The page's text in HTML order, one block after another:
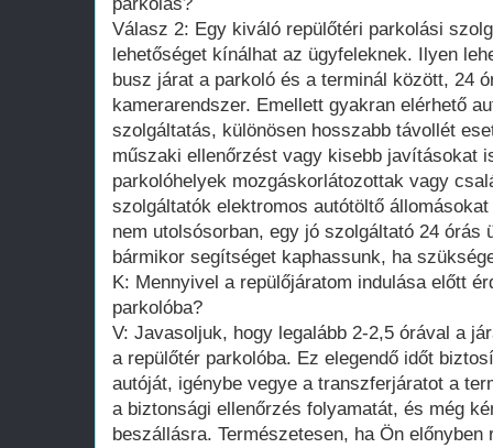
Válasz 2: Egy kiváló repülőtéri parkolási
lehetőséget kínálhat az ügyfeleknek. Ilyen
busz járat a parkoló és a terminál között, 24
kamerarendszer. Emellett gyakran elérhető
szolgáltatás, különösen hosszabb távollét
műszaki ellenőrzést vagy kisebb javításokat
parkolóhelyek mozgáskorlátozottak vagy
szolgáltatók elektromos autótöltő
nem utolsósorban, egy jó szolgáltató 24 órás
bármikor segítséget kaphassunk, ha
K: Mennyivel a repülőjáratom indulása előtt
parkolóba?
V: Javasoljuk, hogy legalább 2-2,5 órával a
a repülőtér parkolóba. Ez elegendő időt
autóját, igénybe vegye a transzferjáratot a
a biztonsági ellenőrzés folyamatát, és még
beszállásra. Természetesen, ha Ön előnyben